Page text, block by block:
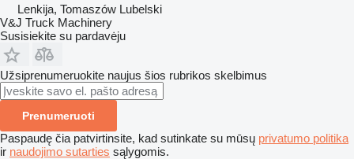
Lenkija, Tomaszów Lubelski
V&J Truck Machinery
Susisiekite su pardavėju
Užsiprenumeruokite naujus šios rubrikos skelbimus
Prenumeruoti
Paspaudę čia patvirtinsite, kad sutinkate su mūsų privatumo politika
ir naudojimo sutarties sąlygomis.